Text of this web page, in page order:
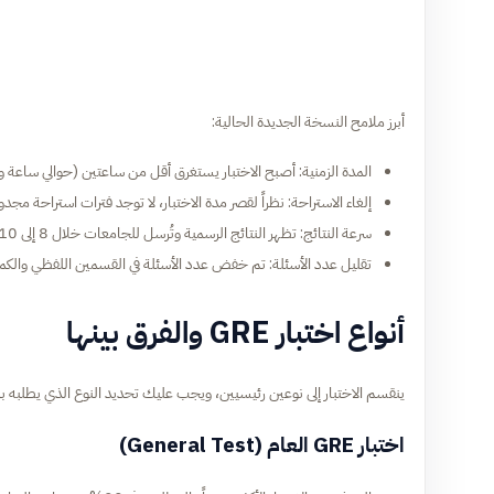
أبرز ملامح النسخة الجديدة الحالية:
المدة الزمنية: أصبح الاختبار يستغرق أقل من ساعتين (حوالي ساعة و58 دقيقة) بدلاً من 4 ساعات
إلغاء الاستراحة: نظراً لقصر مدة الاختبار، لا توجد فترات استراحة
سرعة النتائج: تظهر النتائج الرسمية وتُرسل للجامعات خلال 8 إلى 10 أيام فقط.
تقليل عدد الأسئلة: تم خفض عدد الأسئلة في القسمين اللفظي
أنواع اختبار GRE والفرق بينها
ينقسم الاختبار إلى نوعين رئيسيين، ويجب عليك تحديد النوع الذي
اختبار GRE العام (General Test)